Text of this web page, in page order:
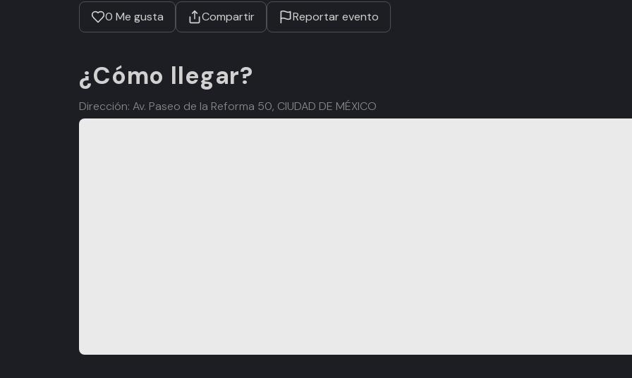
0 Me gusta Compartir Reportar evento
¿Cómo llegar?
Dirección: Av. Paseo de la Reforma 50, CIUDAD DE MÉXICO